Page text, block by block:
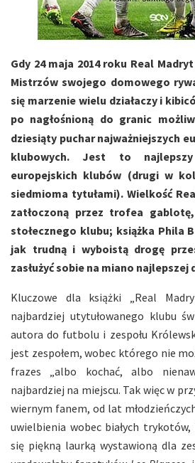
Gdy 24 maja 2014 roku Real
Mistrzów swojego domowego
się marzenie wielu działaczy i
po nagłośnioną do granic
dziesiąty puchar najważniejszych
klubowych. Jest to
europejskich klubów (drugi w
siedmioma tytułami). Wielkość
zatłoczoną przez trofea
stołecznego klubu; książka Phila
jak trudną i wyboistą drogę
zasłużyć sobie na miano najlepszej
Kluczowe dla książki „Real
najbardziej utytułowanego klubu
autora do futbolu i zespołu
jest zespołem, wobec którego nie
frazes „albo kochać, albo
najbardziej na miejscu. Tak więc w
wiernym fanem, od lat
uwielbienia wobec białych trykotów,
się piękną laurką wystawioną dla